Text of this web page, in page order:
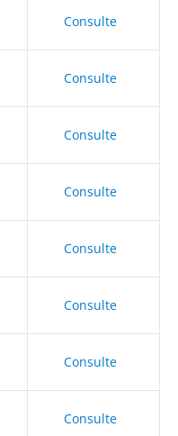
Consulte
Consulte
Consulte
Consulte
Consulte
Consulte
Consulte
Consulte